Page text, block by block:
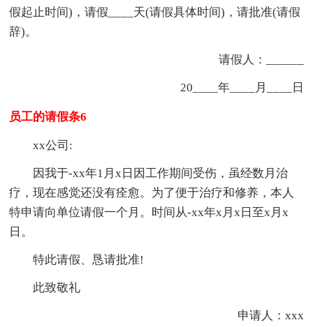
假起止时间)，请假____天(请假具体时间)，请批准(请假
辞)。
请假人：______
20____年____月____日
员工的请假条6
xx公司:
因我于-xx年1月x日因工作期间受伤，虽经数月治
疗，现在感觉还没有痊愈。为了便于治疗和修养，本人
特申请向单位请假一个月。时间从-xx年x月x日至x月x
日。
特此请假、恳请批准!
此致敬礼
申请人：xxx